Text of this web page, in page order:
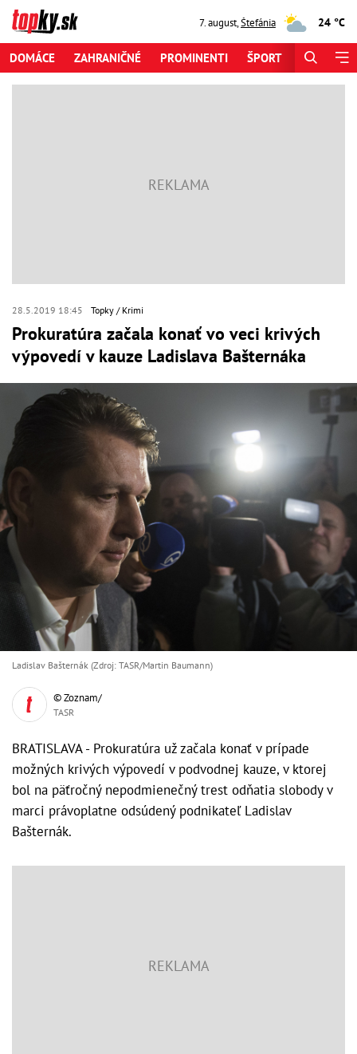
7. august,Štefánia 24 °C
DOMÁCE ZAHRANIČNÉ PROMINENTI ŠPORT
28.5.2019 18:45 Topky Krimi
Prokuratúra začala konať vo veci krivých
výpovedí v kauze Ladislava Bašternáka
Ladislav Bašternák (Zdroj: TASR/Martin Baumann)
© Zoznam/
TASR
BRATISLAVA - Prokuratúra už začala konať v prípade
možných krivých výpovedí v podvodnej kauze, v ktorej
bol na päťročný nepodmienečný trest odňatia slobody v
marci právoplatne odsúdený podnikateľ Ladislav
Bašternák.